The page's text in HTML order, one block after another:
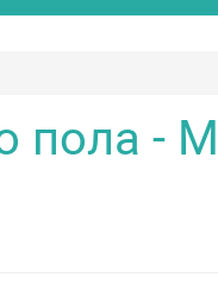
пола -